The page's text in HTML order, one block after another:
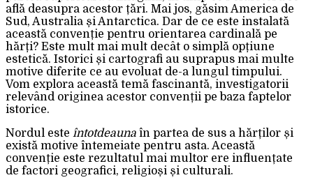
află deasupra acestor țări. Mai jos, găsim America de
Sud, Australia și Antarctica. Dar de ce este instalată
această convenție pentru orientarea cardinală pe
hărți? Este mult mai mult decât o simplă opțiune
estetică. Istorici și cartografi au suprapus mai multe
motive diferite ce au evoluat de-a lungul timpului.
Vom explora această temă fascinantă, investigatorii
relevând originea acestor convenții pe baza faptelor
istorice.
Nordul este întotdeauna în partea de sus a hărților și
există motive întemeiate pentru asta. Această
convenție este rezultatul mai multor ere influențate
de factori geografici, religioși și culturali.